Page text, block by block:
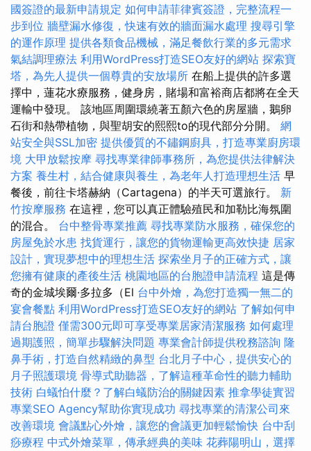
國簽證的最新申請規定 如何申請菲律賓簽證，完整流程一
步到位 牆壁漏水修復，快速有效的牆面漏水處理 搜尋引擎
的運作原理 提供各類食品機械，滿足餐飲行業的多元需求
氣結調理療法 利用WordPress打造SEO友好的網站 探索寶
塔，為先人提供一個尊貴的安放場所 在船上提供的許多選
擇中，蓮花水療服務，健身房，賭場和富裕商店都將在全天
運輸中發現。 該地區周圍環繞著五顏六色的房屋牆，鵝卵
石街和熱帶植物，與聖胡安的熙熙to的現代部分分開。 網
站安全與SSL加密 提供優質的不鏽鋼廚具，打造專業廚房環
境 大甲放鬆按摩 尋找專業律師事務所，為您提供法律解決
方案 養生村，結合健康與養生，為老年人打造理想生活 早
餐後，前往卡塔赫納（Cartagena）的半天可選旅行。 新
竹按摩服務 在這裡，您可以真正體驗殖民和加勒比海氛圍
的混合。 台中整骨專業推薦 尋找專業防水服務，確保您的
房屋免於水患 找貨運行，讓您的貨物運輸更高效快捷 居家
設計，實現夢想中的理想生活 探索坐月子的正確方式，讓
您擁有健康的產後生活 桃園地區的台胞證申請流程 這是傳
奇的金城埃爾·多拉多（El 台中外燴，為您打造獨一無二的
宴會餐點 利用WordPress打造SEO友好的網站 了解如何申
請台胞證 僅需300元即可享受專業居家清潔服務 如何處理
過期護照，簡單步驟解決問題 專業會計師提供稅務諮詢 隆
鼻手術，打造自然精緻的鼻型 台北月子中心，提供安心的
月子照護環境 骨導式助聽器，了解這種革命性的聽力輔助
技術 白蟻怕什麼？了解白蟻防治的關鍵因素 推拿學徒實習
專業SEO Agency幫助你實現成功 尋找專業的清潔公司來
改善環境 會議點心外燴，讓您的會議更加輕鬆愉快 台中刮
痧療程 中式外燴菜單，傳承經典的美味 花葬陽明山，選擇